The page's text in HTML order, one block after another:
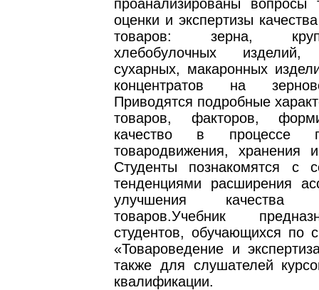
проанализированы вопросы
оценки и экспертизы
товаров: зерна,
хлебобулочных изделий,
сухарных, макаронных
концентратов на
Приводятся подробные
товаров, факторов,
качество в процессе
товародвижения, хранения
Студенты познакомятся с
тенденциями расширения
улучшения качества
товаров.Учебник
студентов, обучающихся по
«Товароведение и
также для слушателей
квалификации.